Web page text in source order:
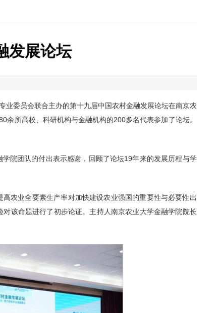
发展论坛
委员会联合主办的第十九届中国农村金融发展论坛在南京农
余所高校、科研机构与金融机构的200多名代表参加了论坛。
院团队的付出表示感谢，回顾了论坛19年来的发展历程与学
农业全要素生产率对加快建设农业强国的重要性与必要性出
该命题进行了初步论证。主持人南京农业大学金融学院院长